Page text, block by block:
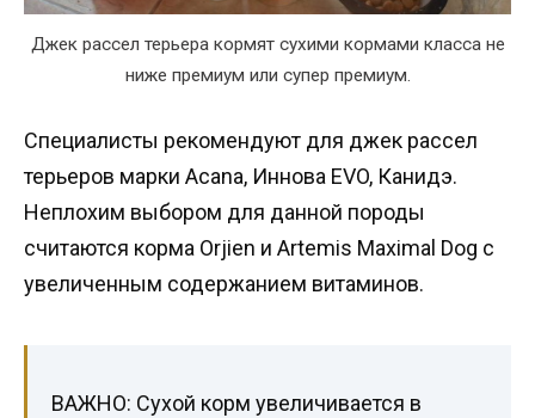
Джек рассел терьера кормят сухими кормами класса не
ниже премиум или супер премиум.
Специалисты рекомендуют для джек рассел
терьеров марки Acana, Иннова EVO, Канидэ.
Неплохим выбором для данной породы
считаются корма Orjien и Artemis Maximal Dog с
увеличенным содержанием витаминов.
ВАЖНО: Сухой корм увеличивается в